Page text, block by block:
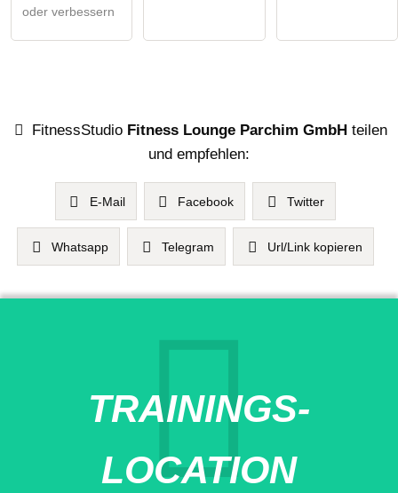
oder verbessern
FitnessStudio Fitness Lounge Parchim GmbHteilen
und empfehlen:
E-Mail Facebook Twitter
Whatsapp Telegram Url/Link kopieren
TRAININGS-
LOCATION